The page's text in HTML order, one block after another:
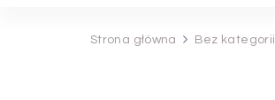
Strona główna Bez kategorii